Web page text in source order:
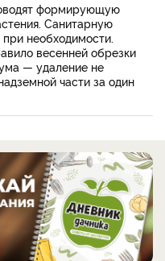
формирующую
Санитарную
необходимости.
весенней обрезки
— удаление не
части за один